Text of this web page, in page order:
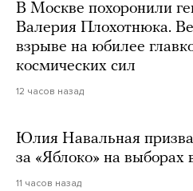
В Москве похоронили
Валерия Плохотнюка.
взрыве на юбилее
космических сил
12 часов назад
Юлия Навальная
за «Яблоко» на выборах
11 часов назад